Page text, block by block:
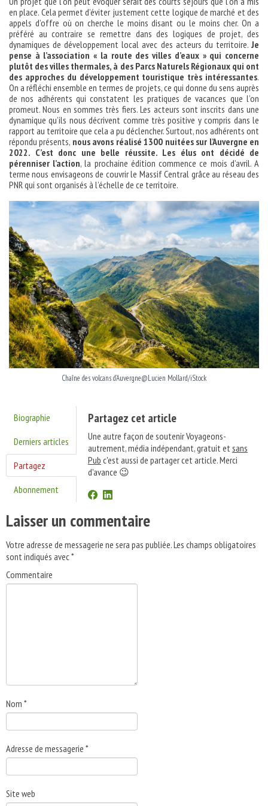
en place. Cela permet d’éviter justement cette logique de marché et des
appels d’offre où on cherche le moins disant ou le moins cher. On a
préféré au contraire se remettre dans des logiques de projet, des
dynamiques de développement local avec des acteurs du territoire. Je
pense à l’association « la route des villes d’eaux » qui concerne
plutôt des villes thermales, à des Parcs Naturels Régionaux qui ont
des approches du développement touristique très intéressantes.
On a réfléchi ensemble en termes de projets, ce qui donne du sens auprès
de nos adhérents qui constatent les pratiques de vacances que l’on
promeut. Nous en sommes très fiers. Les acteurs sont inscrits dans une
dynamique qu’ils nous décrivent comme très positive y compris dans le
rapport au territoire que cela a pu déclencher. Surtout, nos adhérents ont
répondu présents, nous avons réalisé 1300 nuitées sur l’Auvergne en
2022. C’est donc une belle réussite. Les élus ont décidé de
pérenniser l’action, la prochaine édition commence ce mois d’avril. A
terme nous envisageons de couvrir le Massif Central grâce au réseau des
PNR qui sont organisés à l’échelle de ce territoire.
Chaîne des volcans d’Auvergne@Lucien Mollard/iStock
Biographie
Derniers articles
Partagez
Abonnement
Partagez cet article
Une autre façon de soutenir Voyageons-
autrement, média indépendant, gratuit et sans
Pub c'est aussi de partager cet article. Merci
d'avance 😉
Laisser un commentaire
Votre adresse de messagerie ne sera pas publiée.Les champs obligatoires
sont indiqués avec*
Commentaire
Nom *
Adresse de messagerie *
Site web